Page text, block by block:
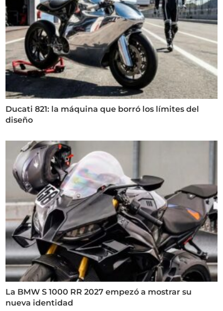
Ducati 821: la máquina que borró los límites del
diseño
La BMW S 1000 RR 2027 empezó a mostrar su
nueva identidad